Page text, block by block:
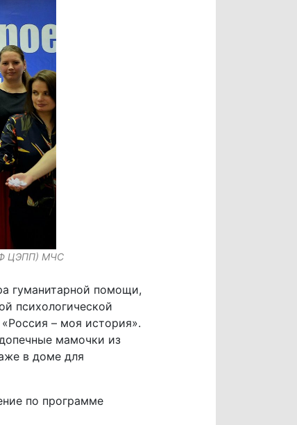
ЦЭПП) МЧС
гуманитарной помощи,
психологической
– моя история».
мамочки из
в доме для
по программе